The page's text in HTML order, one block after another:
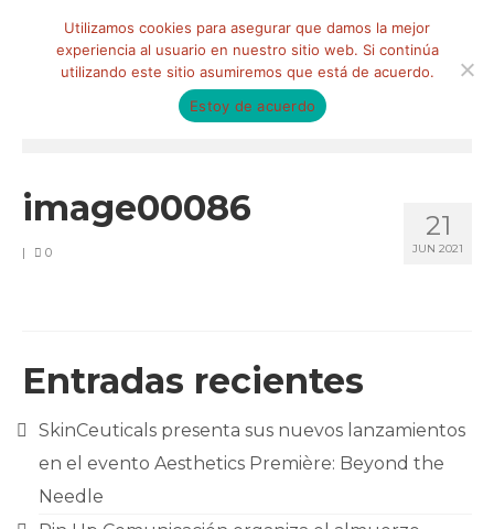
QUIÉNES SOMOS
Equipo
BLOG
CONTACTO
21
JUN 2021
image00086
| 0
Entradas recientes
SkinCeuticals presenta sus nuevos lanzamientos
en el evento Aesthetics Première: Beyond the
Needle
Utilizamos cookies para asegurar que damos la mejor
experiencia al usuario en nuestro sitio web. Si continúa
utilizando este sitio asumiremos que está de acuerdo.
Estoy de acuerdo